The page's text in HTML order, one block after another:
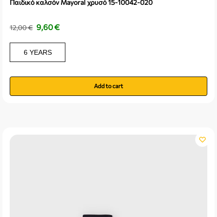
Παιδικό καλσόν Mayoral χρυσό 15-10042-020
12,00€ 9,60€
6 YEARS
Add to cart